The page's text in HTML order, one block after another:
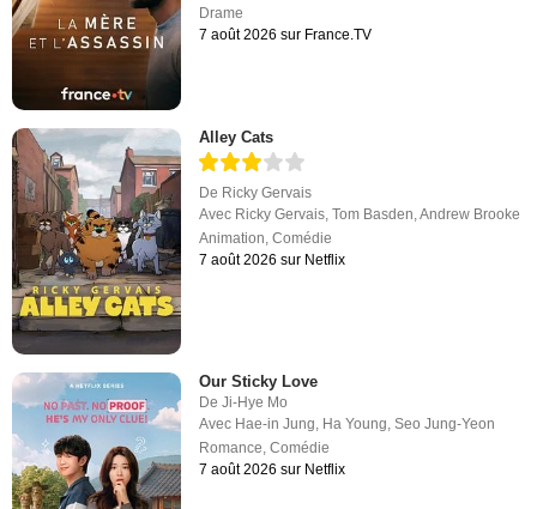
Drame
7 août 2026 sur France.TV
Alley Cats
De Ricky Gervais
Avec Ricky Gervais,Tom Basden,Andrew Brooke
Animation,Comédie
7 août 2026 sur Netflix
Our Sticky Love
DeJi-Hye Mo
Avec Hae-in Jung Ha Young ,Seo Jung-Yeon
Romance ,Comédie
7 août 2026 sur Netflix